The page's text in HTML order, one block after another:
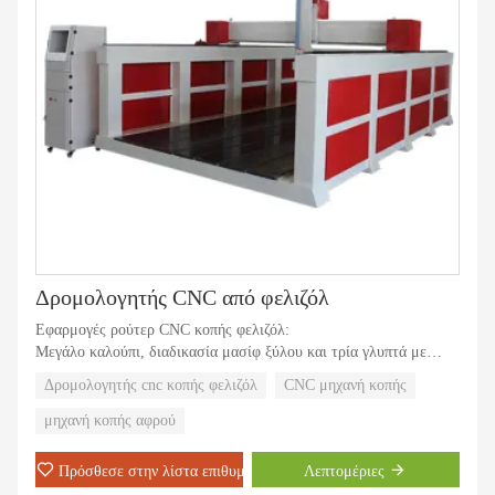
4.Άλλη βιομηχανία. Χαράξτε όλα τα είδη χαρακτικής εικόνας και
ανάγλυφης χάραξης. Χρησιμοποιείται ευρέως στη βιομηχανία
τέχνης και χειροτεχνίας.
Δρομολογητής CNC από φελιζόλ
Εφαρμογές ρούτερ CNC κοπής φελιζόλ:
Μεγάλο καλούπι, διαδικασία μασίφ ξύλου και τρία γλυπτά με
Δρομολογητής cnc κοπής φελιζόλ CNC μηχανή κοπής
μηχανή κοπής αφρού
Πρόσθεσε στην λίστα επιθυμιών Λεπτομέριες